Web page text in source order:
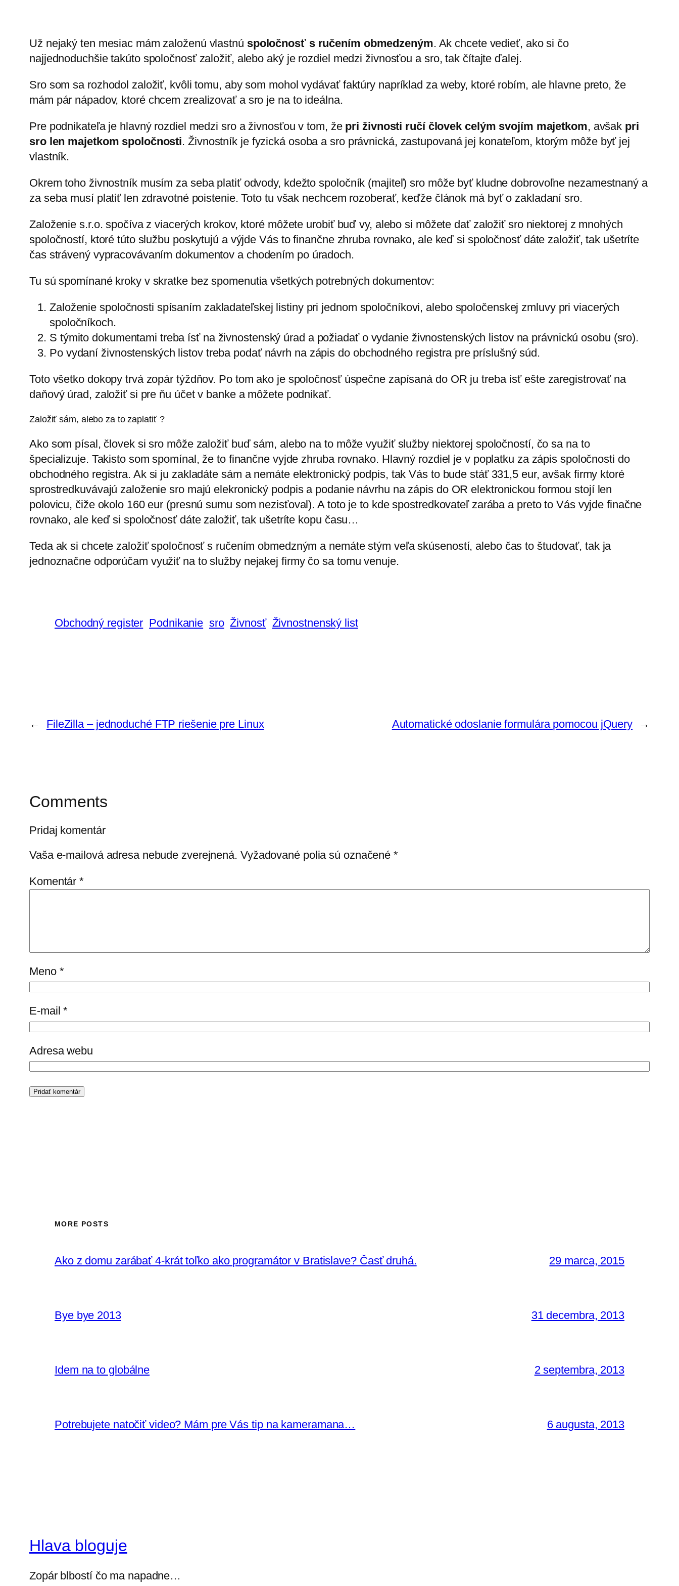
Už nejaký ten mesiac mám založenú vlastnú spoločnosť s ručením obmedzeným. Ak chcete vedieť, ako si čo
najjednoduchšie takúto spoločnosť založiť, alebo aký je rozdiel medzi živnosťou a sro, tak čítajte ďalej.
Sro som sa rozhodol založiť, kvôli tomu, aby som mohol vydávať faktúry napríklad za weby, ktoré robím, ale hlavne preto, že
mám pár nápadov, ktoré chcem zrealizovať a sro je na to ideálna.
Pre podnikateľa je hlavný rozdiel medzi sro a živnosťou v tom, že pri živnosti ručí človek celým svojím majetkom, avšak pri
sro len majetkom spoločnosti. Živnostník je fyzická osoba a sro právnická, zastupovaná jej konateľom, ktorým môže byť jej
vlastník.
Okrem toho živnostník musím za seba platiť odvody, kdežto spoločník (majiteľ) sro môže byť kludne dobrovoľne nezamestnaný a
za seba musí platiť len zdravotné poistenie. Toto tu však nechcem rozoberať, keďže článok má byť o zakladaní sro.
Založenie s.r.o. spočíva z viacerých krokov, ktoré môžete urobiť buď vy, alebo si môžete dať založiť sro niektorej z mnohých
spoločností, ktoré túto službu poskytujú a výjde Vás to finančne zhruba rovnako, ale keď si spoločnosť dáte založiť, tak ušetríte
čas strávený vypracovávaním dokumentov a chodením po úradoch.
Tu sú spomínané kroky v skratke bez spomenutia všetkých potrebných dokumentov:
Založenie spoločnosti spísaním zakladateľskej listiny pri jednom spoločníkovi, alebo spoločenskej zmluvy pri viacerých
spoločníkoch.
S týmito dokumentami treba ísť na živnostenský úrad a požiadať o vydanie živnostenských listov na právnickú osobu (sro).
Po vydaní živnostenských listov treba podať návrh na zápis do obchodného registra pre príslušný súd.
Toto všetko dokopy trvá zopár týždňov. Po tom ako je spoločnosť úspečne zapísaná do OR ju treba ísť ešte zaregistrovať na
daňový úrad, založiť si pre ňu účet v banke a môžete podnikať.
Založiť sám, alebo za to zaplatiť ?
Ako som písal, človek si sro môže založiť buď sám, alebo na to môže využiť služby niektorej spoločností, čo sa na to
špecializuje. Takisto som spomínal, že to finančne vyjde zhruba rovnako. Hlavný rozdiel je v poplatku za zápis spoločnosti do
obchodného registra. Ak si ju zakladáte sám a nemáte elektronický podpis, tak Vás to bude stáť 331,5 eur, avšak firmy ktoré
sprostredkuvávajú založenie sro majú elekronický podpis a podanie návrhu na zápis do OR elektronickou formou stojí len
polovicu, čiže okolo 160 eur (presnú sumu som nezisťoval). A toto je to kde spostredkovateľ zarába a preto to Vás vyjde finačne
rovnako, ale keď si spoločnosť dáte založiť, tak ušetríte kopu času…
Teda ak si chcete založiť spoločnosť s ručením obmedzným a nemáte stým veľa skúseností, alebo čas to študovať, tak ja
jednoznačne odporúčam využiť na to služby nejakej firmy čo sa tomu venuje.
Obchodný register Podnikanie sro Živnosť Živnostnenský list
← FileZilla – jednoduché FTP riešenie pre Linux Automatické odoslanie formulára pomocou jQuery →
Comments
Pridaj komentár
Vaša e-mailová adresa nebude zverejnená. Vyžadované polia sú označené*
Komentár*
Meno *
E-mail*
Adresa webu
MORE POSTS
Ako z domu zarábať 4-krát toľko ako programátor v Bratislave? Časť druhá. 29 marca, 2015
Bye bye 2013 31 decembra, 2013
Idem na to globálne 2 septembra, 2013
Potrebujete natočiť video? Mám pre Vás tip na kameramana… 6 augusta, 2013
Hlava bloguje
Zopár blbostí čo ma napadne…